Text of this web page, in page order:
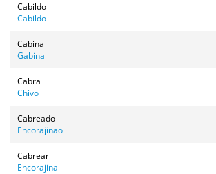
Cabildo
Cabildo
Cabina
Gabina
Cabra
Chivo
Cabreado
Encorajinao
Cabrear
Encorajinal